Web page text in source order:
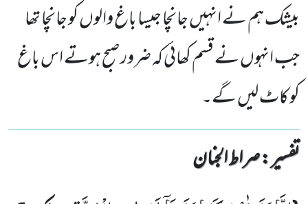
بیشک ہم نے انہیں جانچا جیسا باغ والوں کو جانچا تھا
جب انہوں نے قسم کھائی کہ ضرور صبح ہوتے اس باغ
کو کاٹ لیں گے۔
تفسیر : ‎صراط الجنان